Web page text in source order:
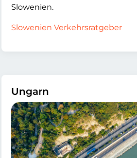
Slowenien.
Slowenien Verkehrsratgeber
Ungarn